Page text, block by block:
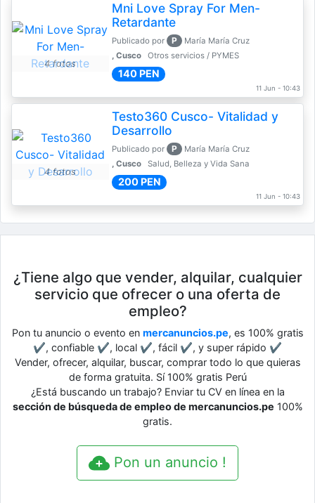
4 fotos
Mni Love Spray For Men-
Retardante
Publicado por P
María María Cruz
, Cusco
Otros servicios / PYMES
140 PEN
11 Jun - 10:43
4 fotos
Testo360 Cusco- Vitalidad y
Desarrollo
Publicado por P
María María Cruz
, Cusco
Salud, Belleza y Vida Sana
200 PEN
11 Jun - 10:43
¿Tiene algo que vender, alquilar, cualquier
servicio que ofrecer o una oferta de
empleo?
Pon tu anuncio o evento en mercanuncios.pe, es 100% gratis
✔, confiable ✔, local ✔, fácil ✔, y super rápido ✔
Vender, ofrecer, alquilar, buscar, comprar todo lo que quieras
de forma gratuita. Sí 100% gratis Perú
¿Está buscando un trabajo? Enviar tu CV en línea en la
sección de búsqueda de empleo de mercanuncios.pe 100%
gratis.
Pon un anuncio !